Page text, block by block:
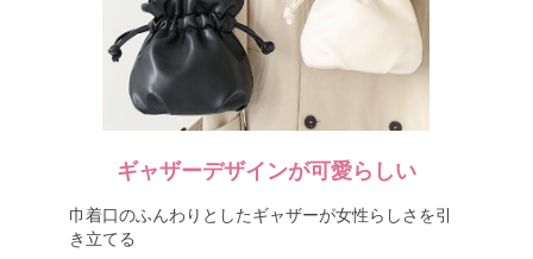
ギャザーデザインが可愛らしい
巾着口のふんわりとしたギャザーが女性らしさを引
き立てる